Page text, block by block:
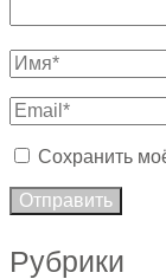
Сохранить
Рубрики